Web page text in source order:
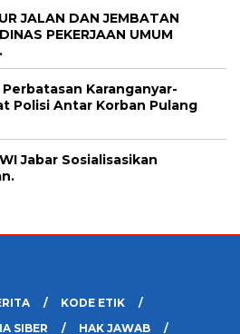
JALAN DAN JEMBATAN
PEKERJAAN UMUM
Karanganyar-
Polisi Antar Korban Pulang
Jabar Sosialisasikan
KODE ETIK
SIBER
HAK JAWAB